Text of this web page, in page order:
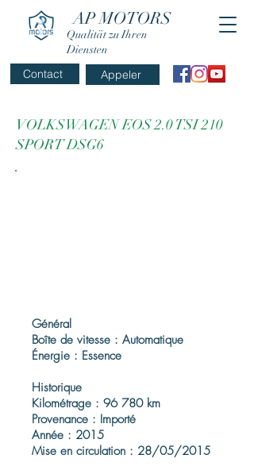
AP MOTORS
Qualität zu Ihren
Diensten
Appeler
Contact
VOLKSWAGEN EOS 2.0 TSI 210
SPORT DSG6
Général
Boîte de vitesse : Automatique
Énergie : Essence
Historique
Kilométrage : 96 780 km
Provenance : Importé
Année : 2015
Mise en circulation : 28/05/2015